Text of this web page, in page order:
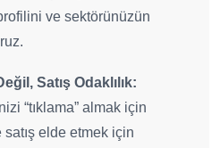
ve sektörünüzün
Satış Odaklılık:
“tıklama” almak için
elde etmek için